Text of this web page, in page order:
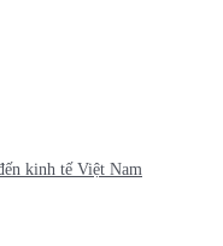
kinh tế Việt Nam